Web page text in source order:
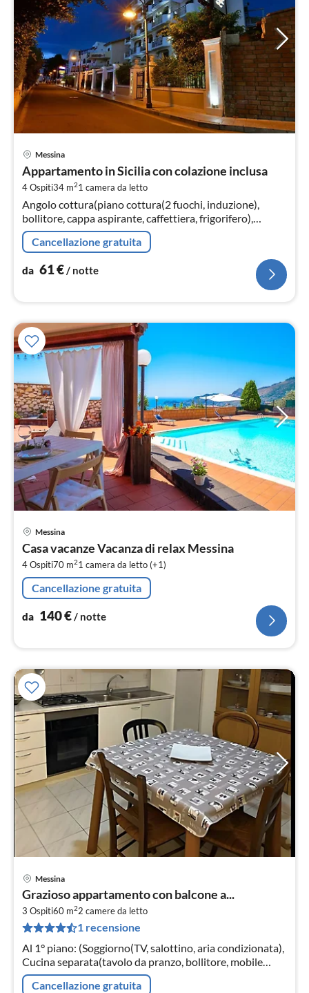
Messina
Appartamento in Sicilia con colazione inclusa
4 Ospiti34 m21 camera da letto
Angolo cottura(piano cottura(2 fuochi, induzione),
bollitore, cappa aspirante, caffettiera, frigorifero),
Soggiorno / Pranzo(divano letto doppio, TV, tavolo da
pranzo)
Cancellazione gratuita
da 61€ / notte
Messina
Casa vacanze Vacanza di relax Messina
4 Ospiti70 m21 camera da letto (+1)
Cancellazione gratuita
da 140€/ notte
Messina
Grazioso appartamento con balcone a...
3 Ospiti60 m22 camere da letto
1 recensione
Al 1° piano: (Soggiorno(TV, salottino, aria condizionata),
Cucina separata(tavolo da pranzo, bollitore, mobile
cucina, forno a microonde, frigo con congelatore)
Cancellazione gratuita